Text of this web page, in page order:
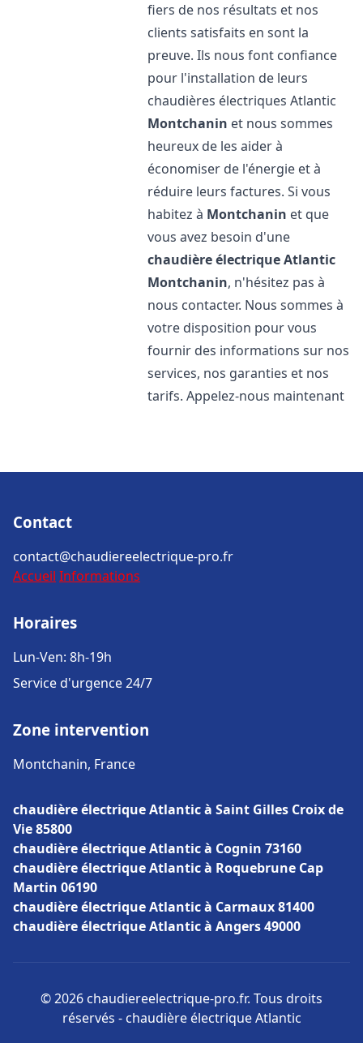
fiers de nos résultats et nos
clients satisfaits en sont la
preuve. Ils nous font confiance
pour l'installation de leurs
chaudières électriques Atlantic
Montchanin et nous sommes
heureux de les aider à
économiser de l'énergie et à
réduire leurs factures. Si vous
habitez à Montchanin et que
vous avez besoin d'une
chaudière électrique Atlantic
Montchanin, n'hésitez pas à
nous contacter. Nous sommes à
votre disposition pour vous
fournir des informations sur nos
services, nos garanties et nos
tarifs. Appelez-nous maintenant
Contact
contact@chaudiereelectrique-pro.fr
Accueil Informations
Horaires
Lun-Ven: 8h-19h
Service d'urgence 24/7
Zone intervention
Montchanin, France
chaudière électrique Atlantic à Saint Gilles Croix de
Vie 85800
chaudière électrique Atlantic à Cognin 73160
chaudière électrique Atlantic à Roquebrune Cap
Martin 06190
chaudière électrique Atlantic à Carmaux 81400
chaudière électrique Atlantic à Angers 49000
© 2026 chaudiereelectrique-pro.fr. Tous droits
réservés - chaudière électrique Atlantic